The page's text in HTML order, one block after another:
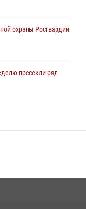
охраны Росгвардии
пресекли ряд
ряд